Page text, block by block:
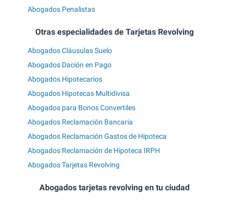
Abogados Penalistas
Otras especialidades de Tarjetas Revolving
Abogados Cláusulas Suelo
Abogados Dación en Pago
Abogados Hipotecarios
Abogados Hipotecas Multidivisa
Abogados para Bonos Convertiles
Abogados Reclamación Bancaria
Abogados Reclamación Gastos de Hipoteca
Abogados Reclamación de Hipoteca IRPH
Abogados Tarjetas Revolving
Abogados tarjetas revolving en tu ciudad